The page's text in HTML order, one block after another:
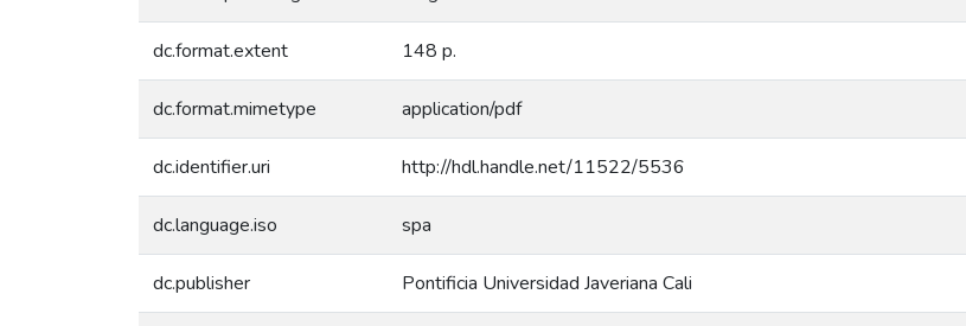
dc.format.extent 148 p.
dc.format.mimetype application/pdf
dc.identifier.uri http://hdl.handle.net/11522/5536
dc.language.iso spa
dc.publisher Pontificia Universidad Javeriana Cali